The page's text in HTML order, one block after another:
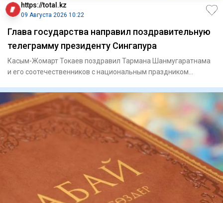
https://total.kz
09 Августа 2026 10:22
Глава государства направил поздравительную
телеграмму президенту Сингапура
Касым-Жомарт Токаев поздравил Тармана Шанмугаратнама
и его соотечественников с национальным праздником